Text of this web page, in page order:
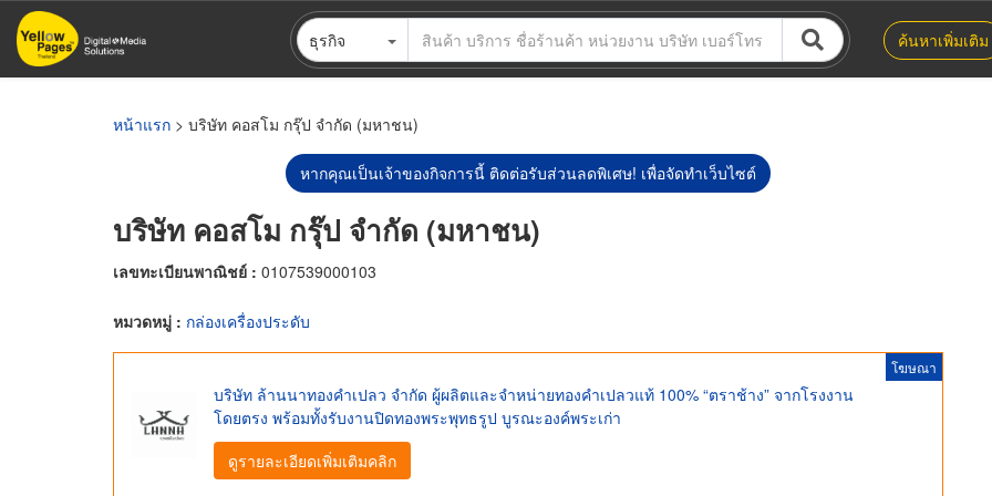
ข้าม
ไป
ธุรกิจ ค้นหาเพิ่มเติม
หน้าแรก > บริษัท คอสโม กรุ๊ป จำกัด (มหาชน)
หากคุณเป็นเจ้าของกิจการนี้ ติดต่อรับส่วนลดพิเศษ! เพื่อจัดทำเว็บไซต์
บริษัท คอสโม กรุ๊ป จำกัด (มหาชน)
เลขทะเบียนพาณิชย์ : 0107539000103
หมวดหมู่ : กล่องเครื่องประดับ
โฆษณา
บริษัท ล้านนาทองคำเปลว จำกัด ผู้ผลิตและจำหน่ายทองคำเปลวแท้ 100% “ตราช้าง” จากโรงงาน
โดยตรง พร้อมทั้งรับงานปิดทองพระพุทธรูป บูรณะองค์พระเก่า
ดูรายละเอียดเพิ่มเติมคลิก